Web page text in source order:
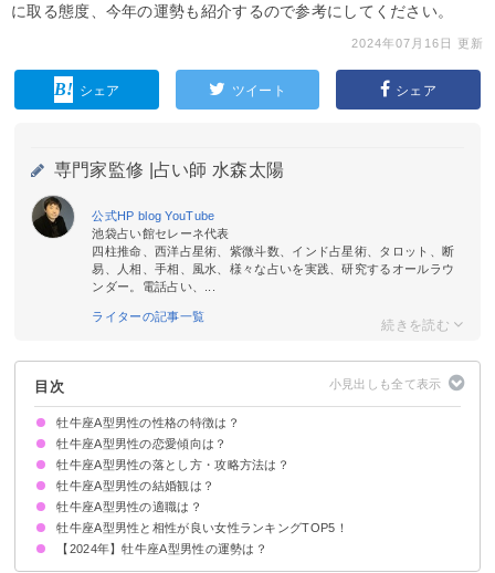
に取る態度、今年の運勢も紹介するので参考にしてください。
2024年07月16日 更新
シェア ツイート シェア
専門家監修 | 占い師 水森太陽
公式HP blogYouTube
池袋占い館セレーネ代表
四柱推命、西洋占星術、紫微斗数、インド占星術、タロット、断
易、人相、手相、風水、様々な占いを実践、研究するオールラウ
ンダー。電話占い、...
ライターの記事一覧
目次
牡牛座A型男性の性格の特徴は？
①芯が強い
②現実重視のしっかり者
③こだわりが強くて誠実
牡牛座A型男性の恋愛傾向は？
草食系男子で恋の進展は遅め
LINEはまめに返すタイプ
駆け引きや嘘は嫌い
一途で浮気はしない
牡牛座A型男性の落とし方・攻略方法は？
好きな女性のタイプ
好きな人・本気で脈がある人に取る態度
おすすめのアプローチ方法
復縁するためのポイント
牡牛座A型男性の結婚観は？
牡牛座A型男性の適職は？
牡牛座A型男性と相性が良い女性ランキングTOP5！
第5位：牡牛座AB型女性
第4位：蟹座A型女性
第3位：蠍座A型女性
第2位：乙女座B型女性
第1位：山羊座A型女性
【2024年】牡牛座A型男性の運勢は？